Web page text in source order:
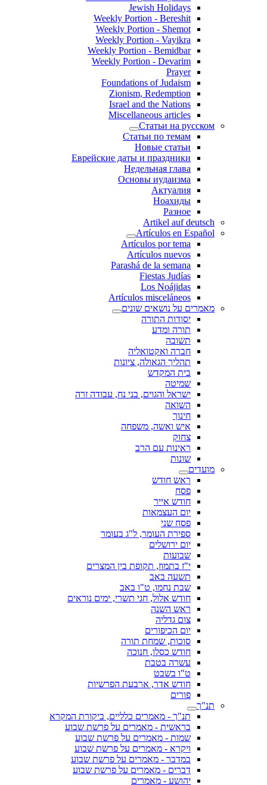
Jewish Holidays
Weekly Portion - Bereshit
Weekly Portion - Shemot
Weekly Portion - Vayikra
Weekly Portion - Bemidbar
Weekly Portion - Devarim
Prayer
Foundations of Judaism
Zionism, Redemption
Israel and the Nations
Miscellaneous articles
Статьи на русском
Статьи по темам
Новые статьи
Еврейские даты и праздники
Недельная глава
Основы иудаизма
Актуалия
Ноахиды
Разное
Artikel auf deutsch
Artículos en Español
Artículos por tema
Artículos nuevos
Parashá de la semana
Fiestas Judías
Los Noájidas
Artículos misceláneos
מאמרים על נושאים שונים
יסודות התורה
תורה ומדע
תשובה
חברה ואקטואליה
תהליך הגאולה, ציונות
בית המקדש
שמיטה
ישראל והגוים, בני נח, עבודה זרה
השואה
חינוך
איש ואשה, משפחה
צחוק
ראינות עם הרב
שונות
מועדים
ראש חודש
פסח
חודש אייר
יום העצמאות
פסח שני
ספירת העומר, ל"ג בעומר
יום ירושלים
שבועות
י"ז בתמוז, תקופת בין המצרים
תשעה באב
שבת נחמו, ט"ו באב
חודש אלול, חגי תשרי, ימים נוראים
ראש השנה
צום גדליה
יום הכיפורים
סוכות, שמחת תורה
חודש כסלו, חנוכה
עשרה בטבת
ט"ו בשבט
חודש אדר, ארבעת הפרשיות
פורים
תנ"ך
תנ"ך - מאמרים כלליים, ביקורת המקרא
בראשית - מאמרים על פרשת שבוע
שמות - מאמרים על פרשת שבוע
ויקרא - מאמרים על פרשת שבוע
במדבר - מאמרים על פרשת שבוע
דברים - מאמרים על פרשת שבוע
יהושע - מאמרים